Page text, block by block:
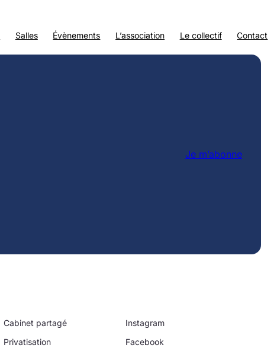
Salles Évènements L’association Le collectif Contact
Je m’abonne
Cabinet partagé
Privatisation
Instagram
Facebook